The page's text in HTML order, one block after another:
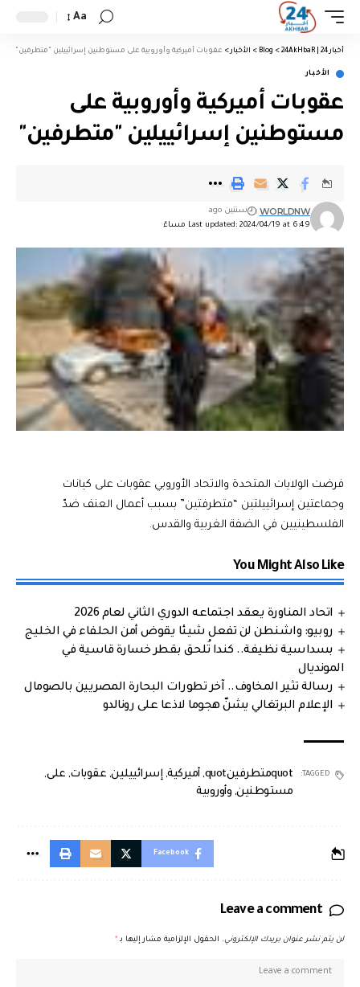
Aa
أخبار 24 | 24AkHbaR >
Blog
> الأخبار > عقوبات أميركية وأوروبية على مستوطنين إسرائييلين "متطرفين"
الأخبار
عقوبات أميركية وأوروبية على
مستوطنين إسرائييلين "متطرفين"
Last updated: 2024/04/19 at 6:49 مساءً
WORLDNW سنتين ago
فرضت الولايات المتحدة والاتحاد الأوروبي عقوبات على كيانات
وجماعتين إسرائييلتين “متطرفتين” بسبب أعمال العنف ضدّ
الفلسطينيين في الضفة الغربية والقدس.
You Might Also Like
اتحاد المناورة يعقد اجتماعه الدوري الثاني لعام 2026
روبيو: واشنطن لن تفعل شيئا يقوض أمن الحلفاء في الخليج
بسداسية نظيفة.. كندا تُلحق بقطر خسارة قاسية في
المونديال
رسالة تثير المخاوف.. آخر تطورات البحارة المصريين بالصومال
الإعلام البرتغالي يشنّ هجوما لاذعا على رونالدو
TAGGED: quotمتطرفينquot , أميركية,إسرائييلين, عقوبات, على,
مستوطنين, وأوروبية
Facebook
Leave a comment
لن يتم نشر عنوان بريدك الإلكتروني. الحقول الإلزامية مشار إليها بـ *